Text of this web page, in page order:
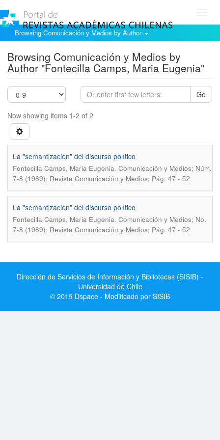
Browsing Comunicación y Medios by Author
Browsing Comunicación y Medios by
Author "Fontecilla Camps, Maria Eugenia"
Go
Now showing items 1-2 of 2
La "semantización" del discurso político
Fontecilla Camps, Maria Eugenia. Comunicación y Medios; Núm.
7-8 (1989): Revista Comunicación y Medios; Pág. 47 - 52
La "semantización" del discurso político
Fontecilla Camps, Maria Eugenia. Comunicación y Medios; No.
7-8 (1989): Revista Comunicación y Medios; Pág. 47 - 52
Dirección de Servicios de Información y Bibliotecas (SISIB) -
Universidad de Chile
© 2019 Dspace - Modificado por SISIB